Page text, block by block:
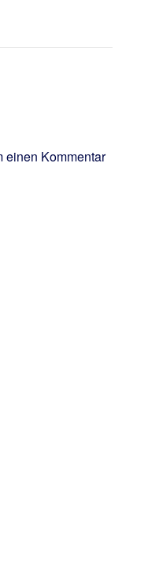
einen Kommentar